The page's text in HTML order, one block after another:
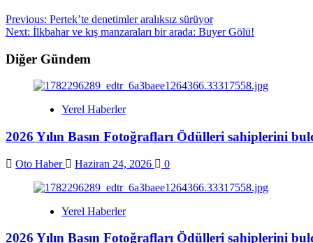
Previous: Pertek’te denetimler aralıksız sürüyor
Next: İlkbahar ve kış manzaraları bir arada: Buyer Gölü!
Diğer Gündem
Yerel Haberler
2026 Yılın Basın Fotoğrafları Ödülleri sahiplerini
Oto Haber Haziran 24, 2026 0
Yerel Haberler
2026 Yılın Basın Fotoğrafları Ödülleri sahiplerini